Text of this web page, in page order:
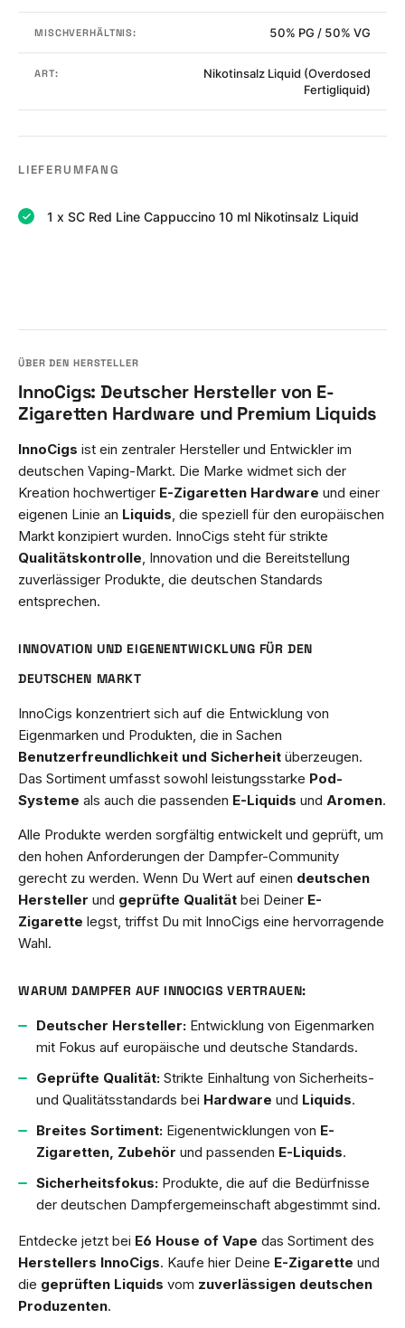
MISCHVERHÄLTNIS: 50% PG / 50% VG
ART:
Nikotinsalz Liquid (Overdosed
Fertigliquid)
LIEFERUMFANG
1 x SC Red Line Cappuccino 10 ml Nikotinsalz Liquid
InnoCigs: Deutscher Hersteller von E-
Zigaretten Hardware und Premium Liquids
InnoCigs ist ein zentraler Hersteller und Entwickler im
deutschen Vaping-Markt. Die Marke widmet sich der
Kreation hochwertiger E-Zigaretten Hardware und einer
eigenen Linie an Liquids , die speziell für den europäischen
Markt konzipiert wurden. InnoCigs steht für strikte
Qualitätskontrolle , Innovation und die Bereitstellung
zuverlässiger Produkte, die deutschen Standards
entsprechen.
INNOVATION UND EIGENENTWICKLUNG FÜR DEN
DEUTSCHEN MARKT
InnoCigs konzentriert sich auf die Entwicklung von
Eigenmarken und Produkten, die in Sachen
Benutzerfreundlichkeit und Sicherheit überzeugen.
Das Sortiment umfasst sowohl leistungsstarke Pod-
Systeme als auch die passenden E-Liquids und Aromen.
Alle Produkte werden sorgfältig entwickelt und geprüft, um
den hohen Anforderungen der Dampfer-Community
gerecht zu werden. Wenn Du Wert auf einen deutschen
Hersteller und geprüfte Qualität bei Deiner E-
Zigarette legst, triffst Du mit InnoCigs eine hervorragende
Wahl.
WARUM DAMPFER AUF INNOCIGS VERTRAUEN:
Deutscher Hersteller: Entwicklung von Eigenmarken
mit Fokus auf europäische und deutsche Standards.
Geprüfte Qualität: Strikte Einhaltung von Sicherheits-
und Qualitätsstandards bei Hardware und Liquids.
Breites Sortiment: Eigenentwicklungen von E-
Zigaretten, Zubehör und passenden E-Liquids.
Sicherheitsfokus: Produkte, die auf die Bedürfnisse
der deutschen Dampfergemeinschaft abgestimmt sind.
Entdecke jetzt bei E6 House of Vape das Sortiment des
Herstellers InnoCigs. Kaufe hier Deine E-Zigarette und
die geprüften Liquids vom zuverlässigen deutschen
Produzenten.